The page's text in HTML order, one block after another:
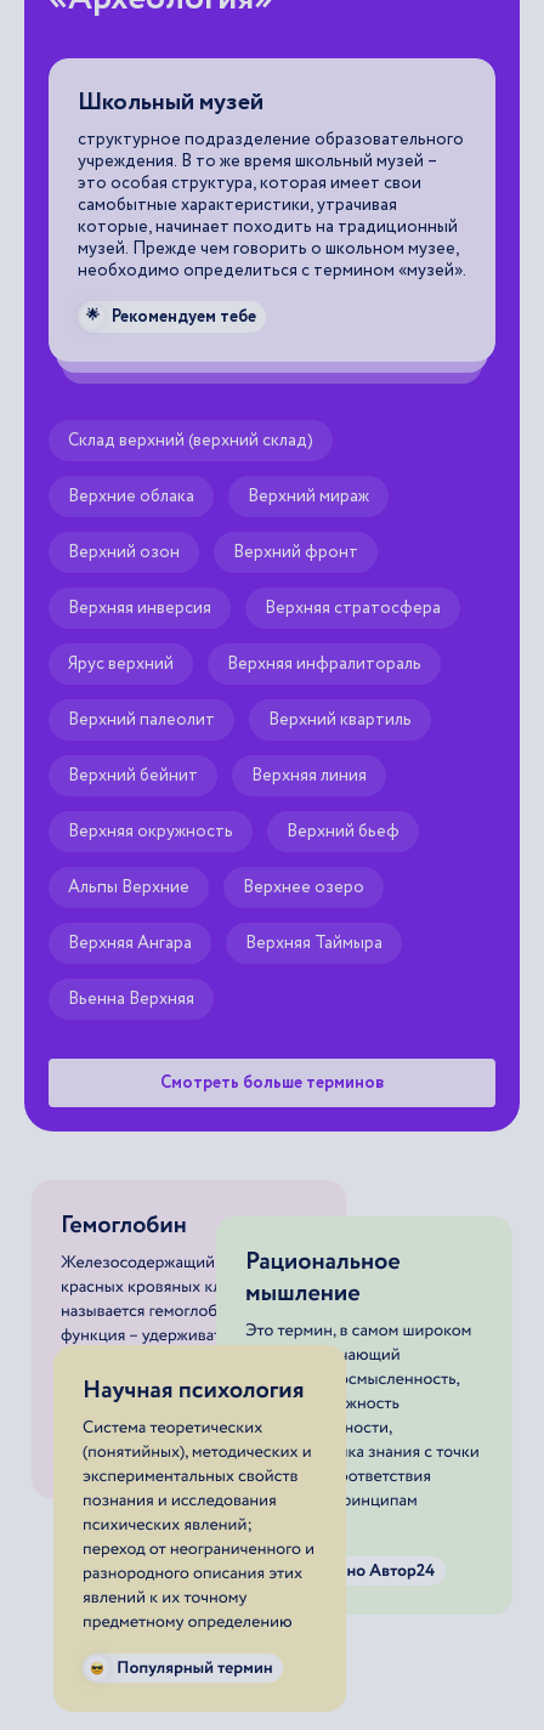
Школьный музей
структурное подразделение образовательного
учреждения. В то же время школьный музей –
это особая структура, которая имеет свои
самобытные характеристики, утрачивая
которые, начинает походить на традиционный
музей. Прежде чем говорить о школьном музее,
необходимо определиться с термином «музей».
🌟 Рекомендуем тебе
Склад верхний (верхний склад)
Верхние облака Верхний мираж
Верхний озон Верхний фронт
Верхняя инверсия Верхняя стратосфера
Ярус верхний Верхняя инфралитораль
Верхний палеолит Верхний квартиль
Верхний бейнит Верхняя линия
Верхняя окружность Верхний бьеф
Альпы Верхние Верхнее озеро
Верхняя Ангара Верхняя Таймыра
Вьенна Верхняя
Смотреть больше терминов